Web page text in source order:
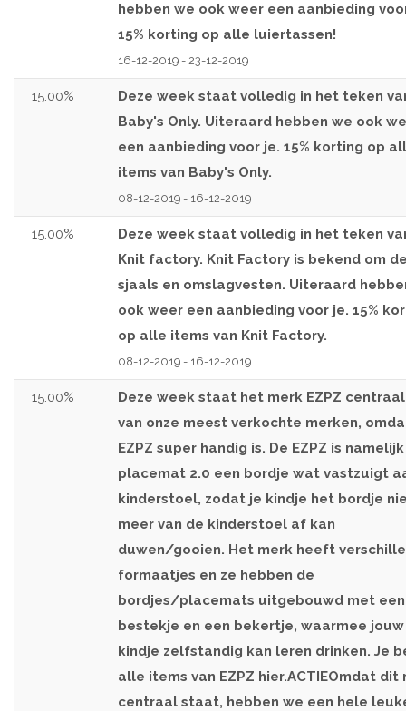
hebben we ook weer een aanbieding
15% korting op alle luiertassen!
16-12-2019 - 23-12-2019
15.00%
Deze week staat volledig in het teken
Baby's Only. Uiteraard hebben we ook
een aanbieding voor je. 15% korting op
items van Baby's Only.
08-12-2019 - 16-12-2019
15.00%
Deze week staat volledig in het teken
Knit factory. Knit Factory is bekend om
sjaals en omslagvesten. Uiteraard
ook weer een aanbieding voor je. 15%
op alle items van Knit Factory.
08-12-2019 - 16-12-2019
15.00%
Deze week staat het merk EZPZ
van onze meest verkochte merken,
EZPZ super handig is. De EZPZ is
placemat 2.0 een bordje wat vastzuigt
kinderstoel, zodat je kindje het bordje
meer van de kinderstoel af kan
duwen/gooien. Het merk heeft
formaatjes en ze hebben de
bordjes/placemats uitgebouwd met een
bestekje en een bekertje, waarmee jouw
kindje zelfstandig kan leren drinken. Je
alle items van EZPZ hier.ACTIEOmdat dit
centraal staat, hebben we een hele